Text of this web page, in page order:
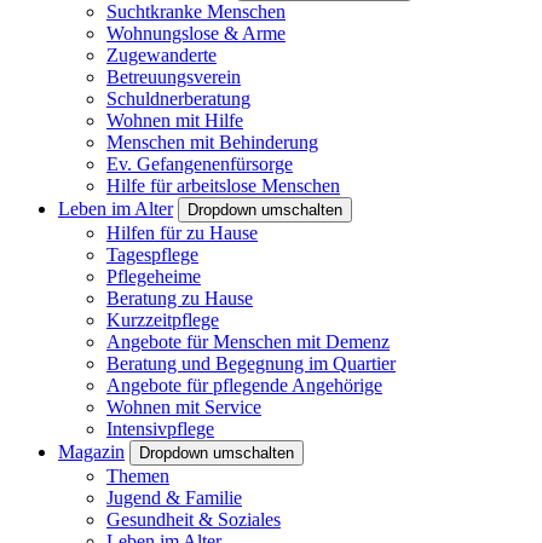
Suchtkranke Menschen
Wohnungslose & Arme
Zugewanderte
Betreuungsverein
Schuldnerberatung
Wohnen mit Hilfe
Menschen mit Behinderung
Ev. Gefangenenfürsorge
Hilfe für arbeitslose Menschen
Leben im Alter
Dropdown umschalten
Hilfen für zu Hause
Tagespflege
Pflegeheime
Beratung zu Hause
Kurzzeitpflege
Angebote für Menschen mit Demenz
Beratung und Begegnung im Quartier
Angebote für pflegende Angehörige
Wohnen mit Service
Intensivpflege
Magazin
Dropdown umschalten
Themen
Jugend & Familie
Gesundheit & Soziales